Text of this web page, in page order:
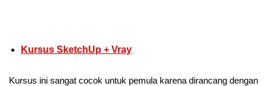
Kursus SketchUp + Vray
Kursus ini sangat cocok untuk pemula karena dirancang dengan